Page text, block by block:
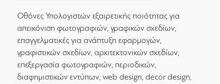
Οθόνες Υπολογιστών εξαιρετικής ποιότητας για
απεικόνιση φωτογραφιών, γραφικών σχεδίων,
επαγγελματικές για ανάπτυξη εφαρμογών,
γραφιστικών σχεδίων, αρχιτεκτονικών σχεδίων,
επεξεργασία φωτογραφιών, περιοδικών,
διαφημιστικών εντύπων, web design, decor design,